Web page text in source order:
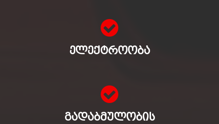
ᲔᲚᲔᲥᲢᲠᲝᲝᲑᲐ
ᲒᲐᲓᲐᲑᲛᲣᲚᲝᲑᲘᲡ